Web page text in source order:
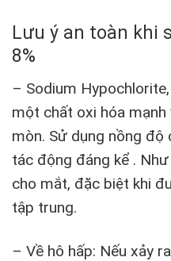
Lưu ý an toàn khi
8%
– Sodium
một chất oxi hóa mạnh
mòn. Sử dụng nồng độ
tác động đáng kể .
cho mắt, đặc biệt khi
tập trung.
– Về hô hấp: Nếu xảy